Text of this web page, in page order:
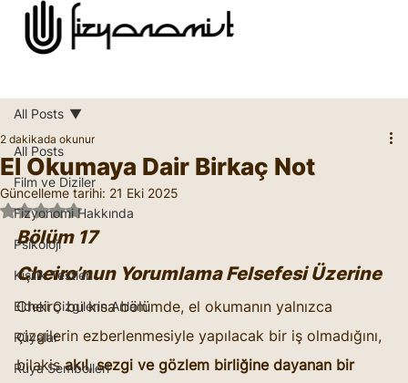
All Posts
Film ve Diziler
Fizyonomi Hakkında
Psikoloji
Kişilik Testleri
Eldeki Çizgilerin Anlamı
Rüyalar
Rüya Sembolleri
All Posts
El Okumaya Dair Birkaç Not
2 dakikada okunur
Güncelleme tarihi: 21 Eki 2025
5 üzerinden NaN yıldız
Bölüm 17
Cheiro’nun Yorumlama Felsefesi Üzerine
Cheiro bu kısa bölümde, el okumanın yalnızca
çizgilerin ezberlenmesiyle yapılacak bir iş olmadığını,
bilakis akıl, sezgi ve gözlem birliğine dayanan bir